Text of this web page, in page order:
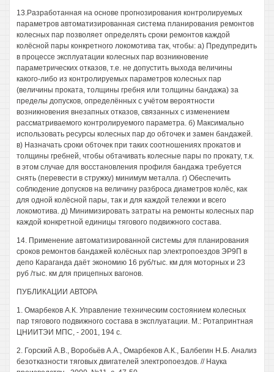
13.Разработанная на основе прогнозирования контролируемых
параметров автоматизированная система планирования ремонтов
колесных пар позволяет определять сроки ремонтов каждой
колёсной пары конкретного локомотива так, чтобы: а) Предупредить
в процессе эксплуатации колесных пар возникновение
параметрических отказов, т.е. не допустить выхода величины
какого-либо из контролируемых параметров колесных пар
(величины проката, толщины гребня или толщины бандажа) за
пределы допусков, определённых с учётом вероятности
возникновения внезапных отказов, связанных с изменением
рассматриваемого контролируемого параметра. б) Максимально
использовать ресурсы колесных пар до обточек и замен бандажей.
в) Назначать сроки обточек при таких соотношениях прокатов и
толщины гребней, чтобы обтачивать колесные пары по прокату, т.к.
в этом случае для восстановления профиля бандажа требуется
снять (перевести в стружку) минимум металла. г) Обеспечить
соблюдение допусков на величину разброса диаметров колёс, как
для одной колёсной пары, так и для каждой тележки и всего
локомотива. д) Минимизировать затраты на ремонты колесных пар
каждой конкретной единицы тягового подвижного состава.
14. Применение автоматизированной системы для планирования
сроков ремонтов бандажей колёсных пар электропоездов ЭР9П в
депо Караганда даёт экономию 16 руб/тыс. км для моторных и 23
руб /тыс. км для прицепных вагонов.
ПУБЛИКАЦИИ АВТОРА
1. Омарбеков А.К. Управление техническим состоянием колесных
пар тягового подвижного состава в эксплуатации. М.: Ротапринтная
ЦНИИТЭИ МПС, - 2001, 194 с.
2. Горский А.В., Воробьёв А.А., Омарбеков А.К., Балбегин Н.Б. Анализ
безотказности тяговых двигателей электропоездов. // Наука